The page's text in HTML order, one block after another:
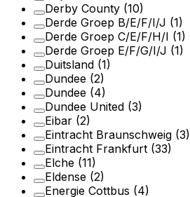
Derby County (10)
Derde Groep B/E/F/I/J (1)
Derde Groep C/E/F/H/I (1)
Derde Groep E/F/G/I/J (1)
Duitsland (1)
Dundee (2)
Dundee (4)
Dundee United (3)
Eibar (2)
Eintracht Braunschweig (3)
Eintracht Frankfurt (33)
Elche (11)
Eldense (2)
Energie Cottbus (4)